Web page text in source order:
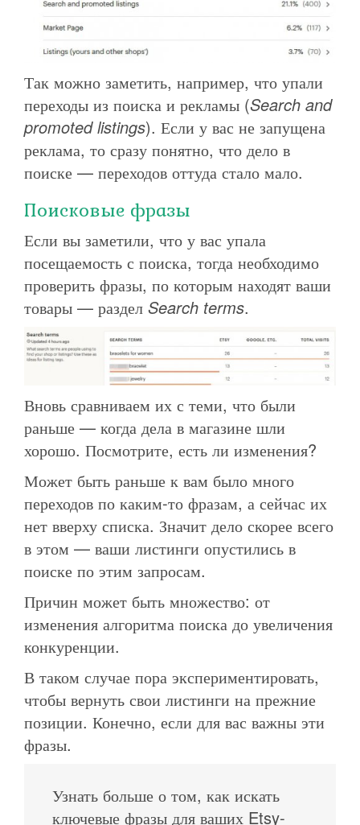
Так можно заметить, например, что упали
переходы из поиска и рекламы (Search and
promoted listings). Если у вас не запущена
реклама, то сразу понятно, что дело в
поиске — переходов оттуда стало мало.
Поисковые фразы
Если вы заметили, что у вас упала
посещаемость с поиска, тогда необходимо
проверить фразы, по которым находят ваши
товары — раздел Search terms.
Вновь сравниваем их с теми, что были
раньше — когда дела в магазине шли
хорошо. Посмотрите, есть ли изменения?
Может быть раньше к вам было много
переходов по каким-то фразам, а сейчас их
нет вверху списка. Значит дело скорее всего
в этом — ваши листинги опустились в
поиске по этим запросам.
Причин может быть множество: от
изменения алгоритма поиска до увеличения
конкуренции.
В таком случае пора экспериментировать,
чтобы вернуть свои листинги на прежние
позиции. Конечно, если для вас важны эти
фразы.
Узнать больше о том, как искать
ключевые фразы для ваших Etsy-